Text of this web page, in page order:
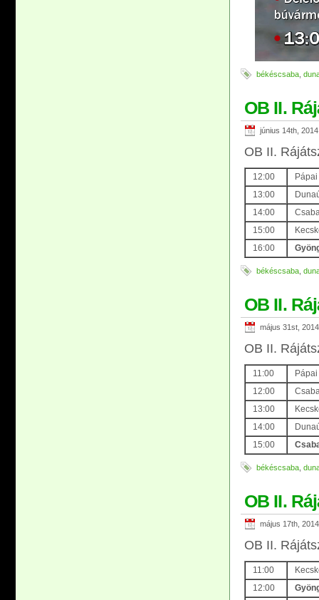
békéscsaba
OB II.
június 14th, 2014
OB II.
12:00
13:00
14:00
15:00
16:00
G
békéscsaba
OB II.
május 31st, 2014
OB II.
11:00
12:00
13:00
14:00
15:00
békéscsaba
OB II.
május 17th, 2014
OB II.
11:00
12:00
G